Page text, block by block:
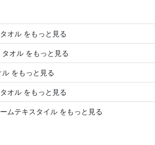
オル をもっと見る
オル をもっと見る
をもっと見る
オル をもっと見る
ムテキスタイル をもっと見る